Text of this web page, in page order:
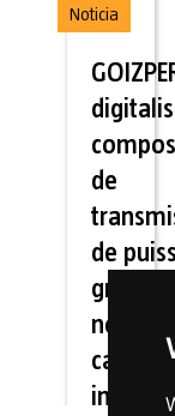
Noticia
de
de
grâce au
nouveau
capteur